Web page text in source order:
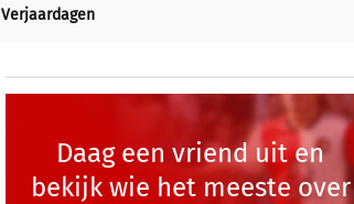
Verjaardagen
Daag een vriend uit en
bekijk wie het meeste over